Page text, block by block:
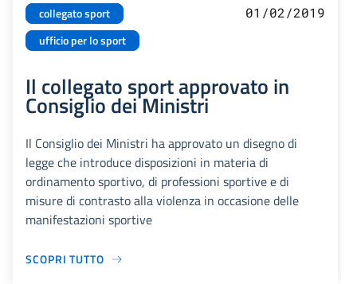
collegato sport
ufficio per lo sport
01/02/2019
Il collegato sport approvato in
Consiglio dei Ministri
Il Consiglio dei Ministri ha approvato un disegno di
legge che introduce disposizioni in materia di
ordinamento sportivo, di professioni sportive e di
misure di contrasto alla violenza in occasione delle
manifestazioni sportive
SCOPRI TUTTO